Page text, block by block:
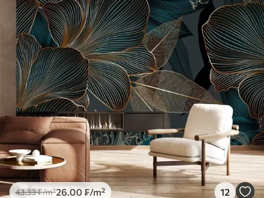
43.33₣/m²26 .00 ₣/m² 12